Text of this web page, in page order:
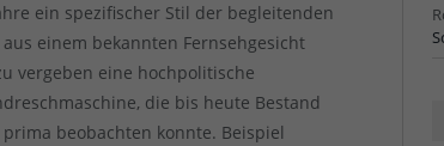
ein spezifischer Stil der begleitenden
einem bekannten Fernsehgesicht
vergeben eine hochpolitische
die bis heute Bestand
beobachten konnte. Beispiel